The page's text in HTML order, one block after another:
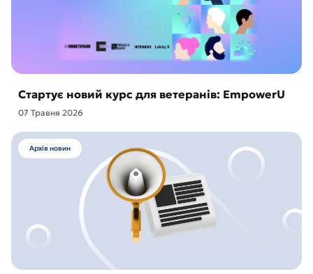
Стартує новий курс для ветеранів: EmpowerU
07 Травня 2026
Архів новин